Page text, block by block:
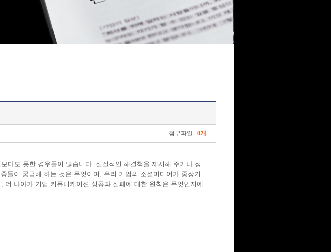
첨부파일 : 0개
다도 못한 경우들이 많습니다. 실질적인 해결책을 제시해 주거나 정
들이 궁금해 하는 것은 무엇이며, 우리 기업의 소셜미디어가 중장기
나아가 기업 커뮤니케이션 성공과 실패에 대한 원칙은 무엇인지에